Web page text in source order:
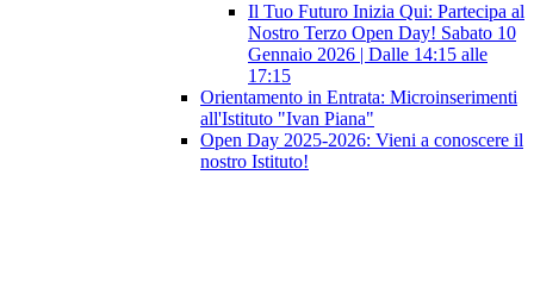
Il Tuo Futuro Inizia Qui: Partecipa al
Nostro Terzo Open Day! Sabato 10
Gennaio 2026 | Dalle 14:15 alle
17:15
Orientamento in Entrata: Microinserimenti
all'Istituto "Ivan Piana"
Open Day 2025-2026: Vieni a conoscere il
nostro Istituto!